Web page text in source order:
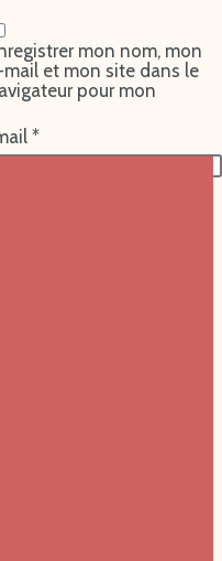
*
mon nom, mon
mail et mon site dans le
pour mon